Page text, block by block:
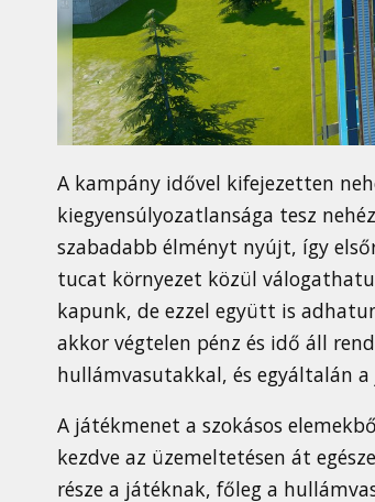
A kampány idővel kifejezetten
kiegyensúlyozatlansága tesz
szabadabb élményt nyújt, így
tucat környezet közül
kapunk, de ezzel együtt is
akkor végtelen pénz és idő áll
hullámvasutakkal, és egyáltalán
A játékmenet a szokásos
kezdve az üzemeltetésen át
része a játéknak, főleg a